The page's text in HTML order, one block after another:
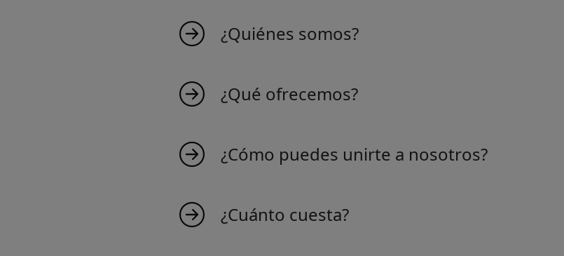
¿Quiénes somos?
Suiza. Descubre nuestra vasta colección de indicadores y forma
¿Qué ofrecemos?
¿Cómo puedes unirte a nosotros?
¿Cuánto cuesta?